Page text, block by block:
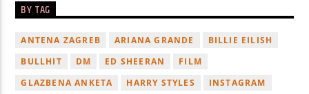
BY TAG
ANTENA ZAGREB ARIANA GRANDE
BILLIE EILISH
BULLHIT
DM ED SHEERAN
FILM
GLAZBENA ANKETA
HARRY STYLES
INSTAGRAM